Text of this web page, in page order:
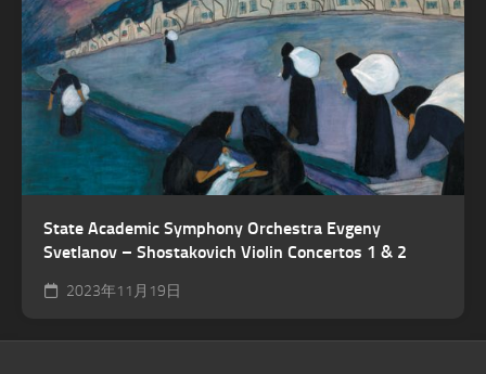
State Academic Symphony Orchestra Evgeny
Svetlanov – Shostakovich Violin Concertos 1 & 2
2023年11月19日